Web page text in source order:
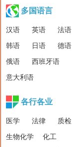
多国语言
汉语 英语 法语
韩语 日语 德语
俄语 西班牙语
意大利语
各行各业
医学 法律 质检
生物化学 化工